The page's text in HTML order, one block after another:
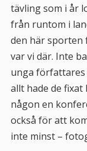
tävling som i år
från runtom i
den här sporten
var vi där. Inte
unga
allt hade de
någon en
också för att
inte minst –